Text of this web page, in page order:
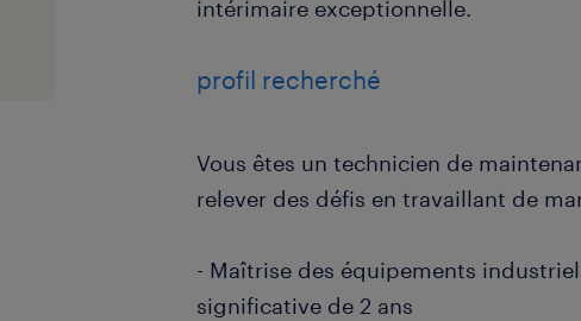
intérimaire exceptionnelle.
profil recherché
Vous êtes un technicien de
relever des défis en travaillant de
- Maîtrise des équipements
significative de 2 ans